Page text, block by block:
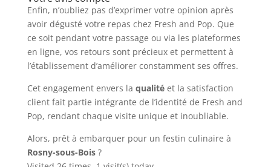
Enfin, n’oubliez pas d’exprimer votre opinion après
avoir dégusté votre repas chez Fresh and Pop. Que
ce soit pendant votre passage ou via les plateformes
en ligne, vos retours sont précieux et permettent à
l’établissement d’améliorer constamment ses offres.
Cet engagement envers la qualitéet la satisfaction
client fait partie intégrante de l’identité de Fresh and
Pop, rendant chaque visite unique et inoubliable.
Alors, prêt à embarquer pour un festin culinaire à
Rosny-sous-Bois?